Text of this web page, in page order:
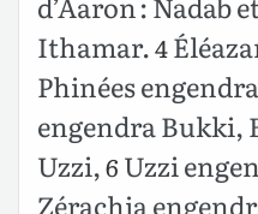
Ithamar.4
Phinées
engendra Bukki,
Uzzi,6 Uzzi
Zérachia